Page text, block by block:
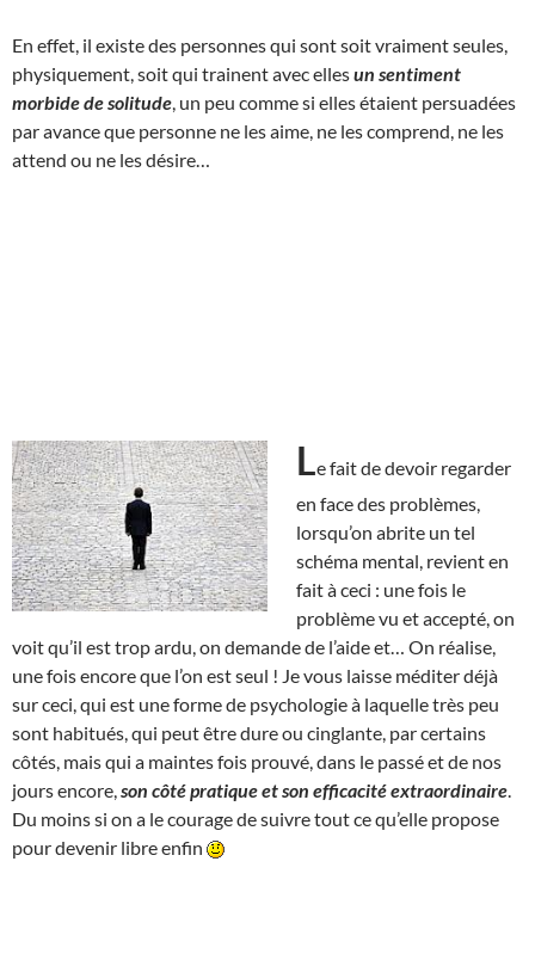
En effet, il existe des personnes qui sont soit vraiment seules,
physiquement, soit qui trainent avec ellesun sentiment
morbide de solitude , un peu comme si elles étaient persuadées
par avance que personne ne les aime, ne les comprend, ne les
attend ou ne les désire…
Le fait de devoir regarder
en face des problèmes,
lorsqu’on abrite un tel
schéma mental, revient en
fait à ceci : une fois le
problème vu et accepté, on
voit qu’il est trop ardu, on demande de l’aide et… On réalise,
une fois encore que l’on est seul ! Je vous laisse méditer déjà
sur ceci, qui est une forme de psychologie à laquelle très peu
sont habitués, qui peut être dure ou cinglante, par certains
côtés, mais qui a maintes fois prouvé, dans le passé et de nos
jours encore, son côté pratique et son efficacité extraordinaire
Du moins si on a le courage de suivre tout ce qu’elle propose
pour devenir libre enfin